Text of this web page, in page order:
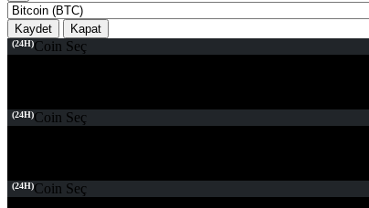
Kaydet Kapat
(24H)Coin Seç
(24H)Coin Seç
(24H)Coin Seç